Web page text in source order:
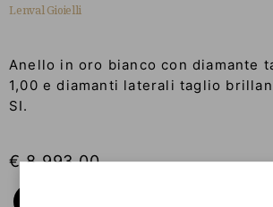
Lenval Gioielli
Anello in oro bianco con diamante
1,00 e diamanti laterali taglio
SI.
€ 8.993,00